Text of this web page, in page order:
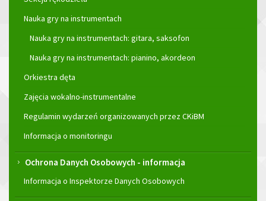
Nauka gry na instrumentach
Nauka gry na instrumentach: gitara, saksofon
Nauka gry na instrumentach: pianino, akordeon
Orkiestra dęta
Zajęcia wokalno-instrumentalne
Regulamin wydarzeń organizowanych przez CKiBM
Informacja o monitoringu
Ochrona Danych Osobowych - informacja
Informacja o Inspektorze Danych Osobowych